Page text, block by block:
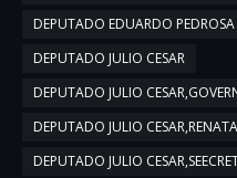
DEPUTADO EDUARDO PEDROSA
DEPUTADO JULIO CESAR
DEPUTADO JULIO
DEPUTADO JULIO
DEPUTADO JULIO